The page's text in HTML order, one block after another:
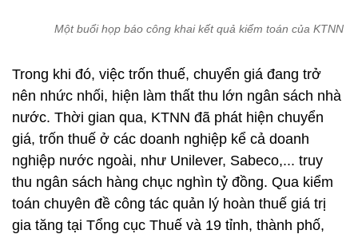
Một buổi họp báo công khai kết quả kiểm toán của KTNN
Trong khi đó, việc trốn thuế, chuyển giá đang trở
nên nhức nhối, hiện làm thất thu lớn ngân sách nhà
nước. Thời gian qua, KTNN đã phát hiện chuyển
giá, trốn thuế ở các doanh nghiệp kể cả doanh
nghiệp nước ngoài, như Unilever, Sabeco,... truy
thu ngân sách hàng chục nghìn tỷ đồng. Qua kiểm
toán chuyên đề công tác quản lý hoàn thuế giá trị
gia tăng tại Tổng cục Thuế và 19 tỉnh, thành phố,